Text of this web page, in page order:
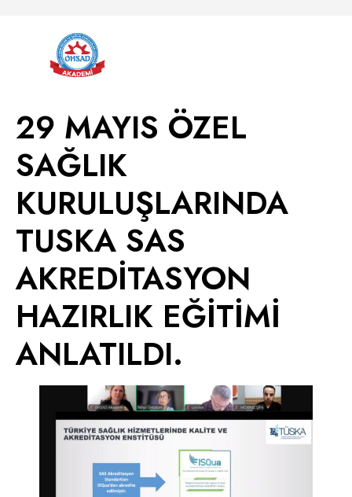
29 MAYIS ÖZEL
SAĞLIK
KURULUŞLARINDA
TUSKA SAS
AKREDİTASYON
HAZIRLIK EĞİTİMİ
ANLATILDI.